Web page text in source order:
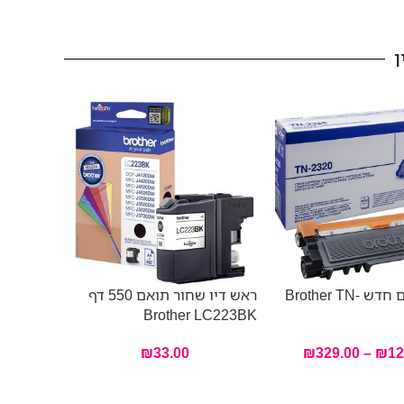
טונר תואם חדש Brother TN-
₪
–
₪329.00
ראש דיו שחור תואם 550 דף
Brother LC223BK
₪33.00